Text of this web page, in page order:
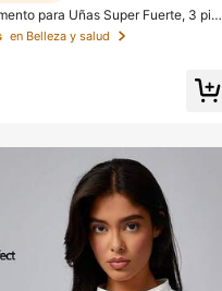
para Uñas Super Fuerte, 3 piez
Adhesivo de Secado Rápido para
de Larga Duración Adec
Imprescindible
en Belleza y salud